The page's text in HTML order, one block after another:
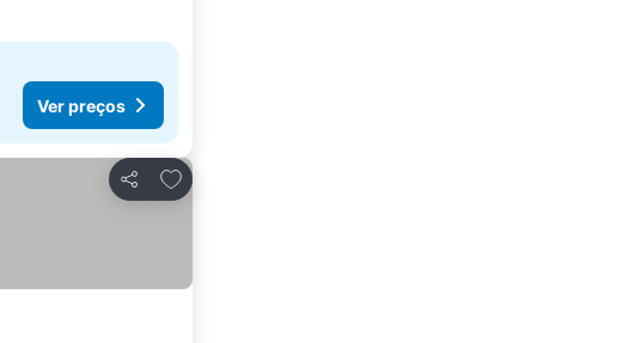
Ver preços
Partilhar
Adicionar aos favoritos